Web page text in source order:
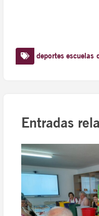
deportes escuelas
Entradas